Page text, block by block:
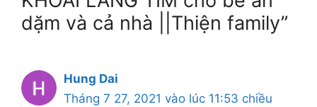
dặm và cả nhà ||Thiện family”
Hung Dai
Tháng 7 27, 2021 vào lúc 11:53 chiều